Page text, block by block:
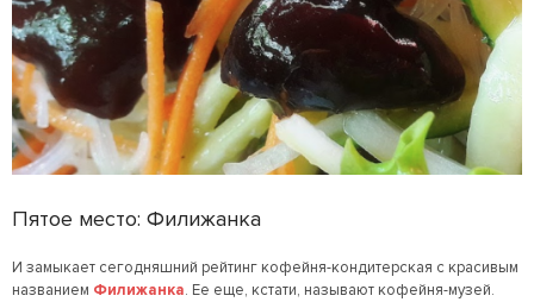
Пятое место: Филижанка
И замыкает сегодняшний рейтинг кофейня-кондитерская с красивым
названием Филижанка. Ее еще, кстати, называют кофейня-музей.